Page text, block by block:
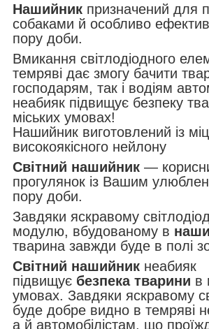
Нашийник призначений для
собаками й особливо
пору доби.
Вмикання світлодіодного
темряві дає змогу бачити
господарям, так і водіям
неабияк підвищує безпеку
міських умовах!
Нашийник виготовлений із
високоякісного нейлону
Світний нашийник —
прогулянок із Вашим
пору доби.
Завдяки яскравому
модулю, вбудованому в
тварина завжди буде в полі
Світний нашийник неабияк
підвищує безпека тварини в
умовах. Завдяки яскравому
буде добре видно в темряві
а й автомобілістам, що